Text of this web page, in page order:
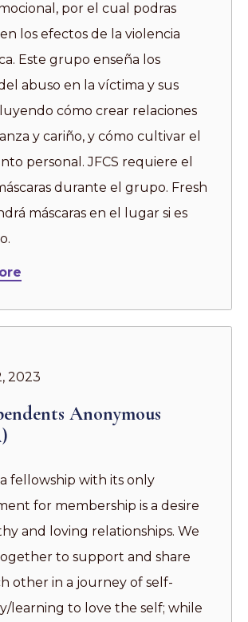
por el cual podras
los efectos de la violencia
Este grupo enseña los
abuso en la víctima y sus
cómo crear relaciones
y cariño, y cómo cultivar el
personal. JFCS requiere el
durante el grupo. Fresh
máscaras en el lugar si es
2023
Anonymous
a fellowship with its only
for membership is a desire
and loving relationships. We
to support and share
other in a journey of self-
learning to love the self; while